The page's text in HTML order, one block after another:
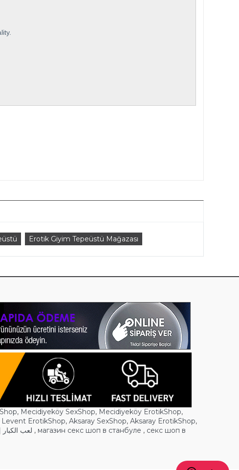
Erotik Giyim Tepeüstü Mağazası
, Mecidiyeköy SexShop, Mecidiyeköy ErotikShop,
Levent ErotikShop, Aksaray SexShop, Aksaray ErotikShop,
| لعب , магазин секс шоп в станбуле , секс шоп в